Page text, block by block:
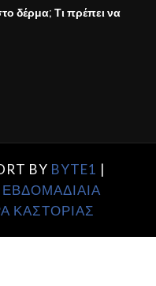
δέρμα; Τι πρέπει να
BY BYTE1 |
ΕΒΔΟΜΑΔΙΑΙΑ
ΚΑΣΤΟΡΙΑΣ